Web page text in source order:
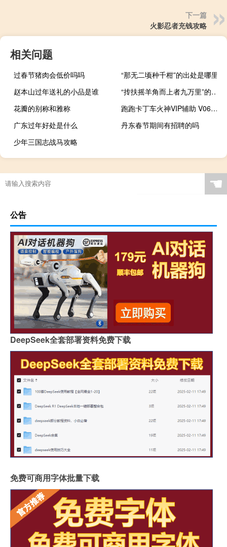
下一篇
火影忍者充钱攻略
相关问题
过春节猪肉会低价吗吗
“那无二顷种千柑”的出处是哪里
赵本山过年送礼的小品是谁
“抟扶摇羊角而上者九万里”的出处是哪里
花瓣的别称和雅称
跑跑卡丁车火神VIP辅助 V0627 永久免费版（跑跑卡丁车火神VIP辅助 V0627 永久免费版功能简介）
广东过年好处是什么
丹东春节期间有招聘的吗
少年三国志战马攻略
☚
公告
DeepSeek全套部署资料免费下载
免费可商用字体批量下载